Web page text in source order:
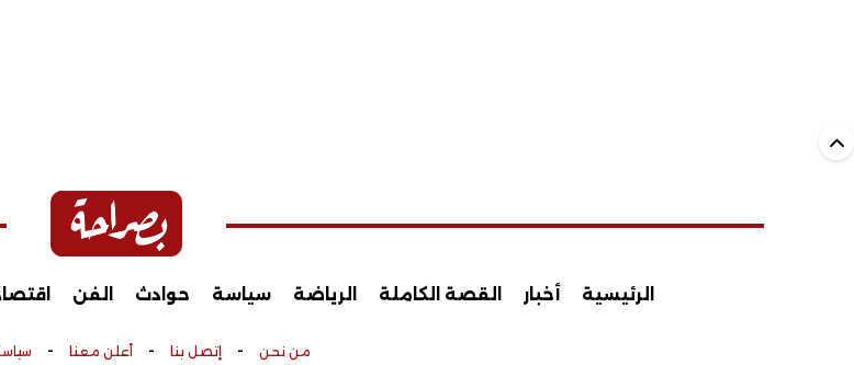
الرئيسية أخبار القصة الكاملة الرياضة سياسة حوادث الفن
من نحن - إتصل بنا - أعلن معنا -